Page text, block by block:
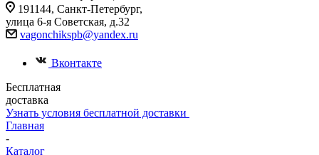
191144, Санкт-Петербург,
улица 6-я Советская, д.32
vagonchikspb@yandex.ru
Вконтакте
Бесплатная
доставка
Узнать условия бесплатной доставки
Главная
-
Каталог